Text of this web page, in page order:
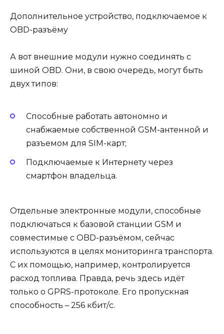
Дополнительное устройство, подключаемое к
OBD-разъёму
А вот внешние модули нужно соединять с
шиной OBD. Они, в свою очередь, могут быть
двух типов:
Способные работать автономно и
снабжаемые собственной GSM-антенной и
разъемом для SIM-карт;
Подключаемые к Интернету через
смартфон владельца.
Отдельные электронные модули, способные
подключаться к базовой станции GSM и
совместимые с OBD-разъёмом, сейчас
используются в целях мониторинга транспорта.
С их помощью, например, контролируется
расход топлива. Правда, речь здесь идёт
только о GPRS-протоколе. Его пропускная
способность – 256 кбит/с.